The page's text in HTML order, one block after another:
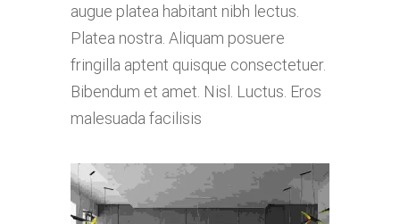
augue platea habitant nibh lectus.
Platea nostra. Aliquam posuere
fringilla aptent quisque consectetuer.
Bibendum et amet. Nisl. Luctus. Eros
malesuada facilisis